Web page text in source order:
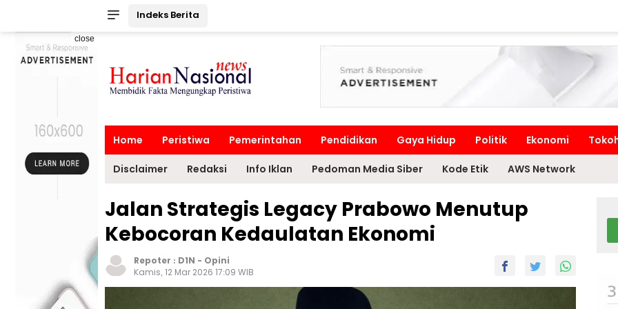
Indeks Berita
close
Home Peristiwa Pemerintahan Pendidikan Gaya Hidup Politik Ekonomi
Disclaimer Redaksi Info Iklan Pedoman Media Siber Kode Etik AWS Network
Jalan Strategis Legacy Prabowo Menutup
Kebocoran Kedaulatan Ekonomi
Repoter : D1N - Opini
Kamis, 12 Mar 2026 17:09 WIB